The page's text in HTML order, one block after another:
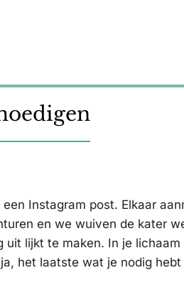
Instagram post. Elkaar
en we wuiven de kater
lijkt te maken. In je
het laatste wat je nodig